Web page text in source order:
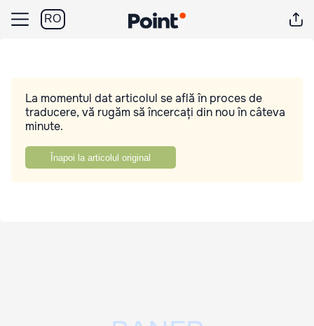
RO
La momentul dat articolul se află în proces de
traducere, vă rugăm să încercați din nou în câteva
minute.
Înapoi la articolul original